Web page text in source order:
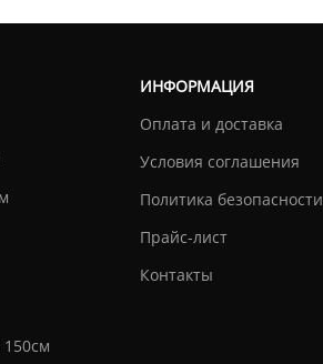
ИНФОРМАЦИЯ
Оплата и доставка
Условия соглашения
Политика безопасности
Прайс-лист
Контакты